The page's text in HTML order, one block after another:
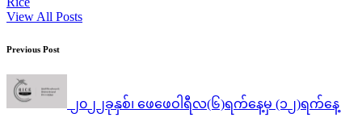
View All Posts
Post
navigation
Previous Post
၂၀၂၂ခုနှစ်၊ ဖေဖေဝါရီလ(၆)ရက်နေ့မှ (၁၂)ရက်နေ့